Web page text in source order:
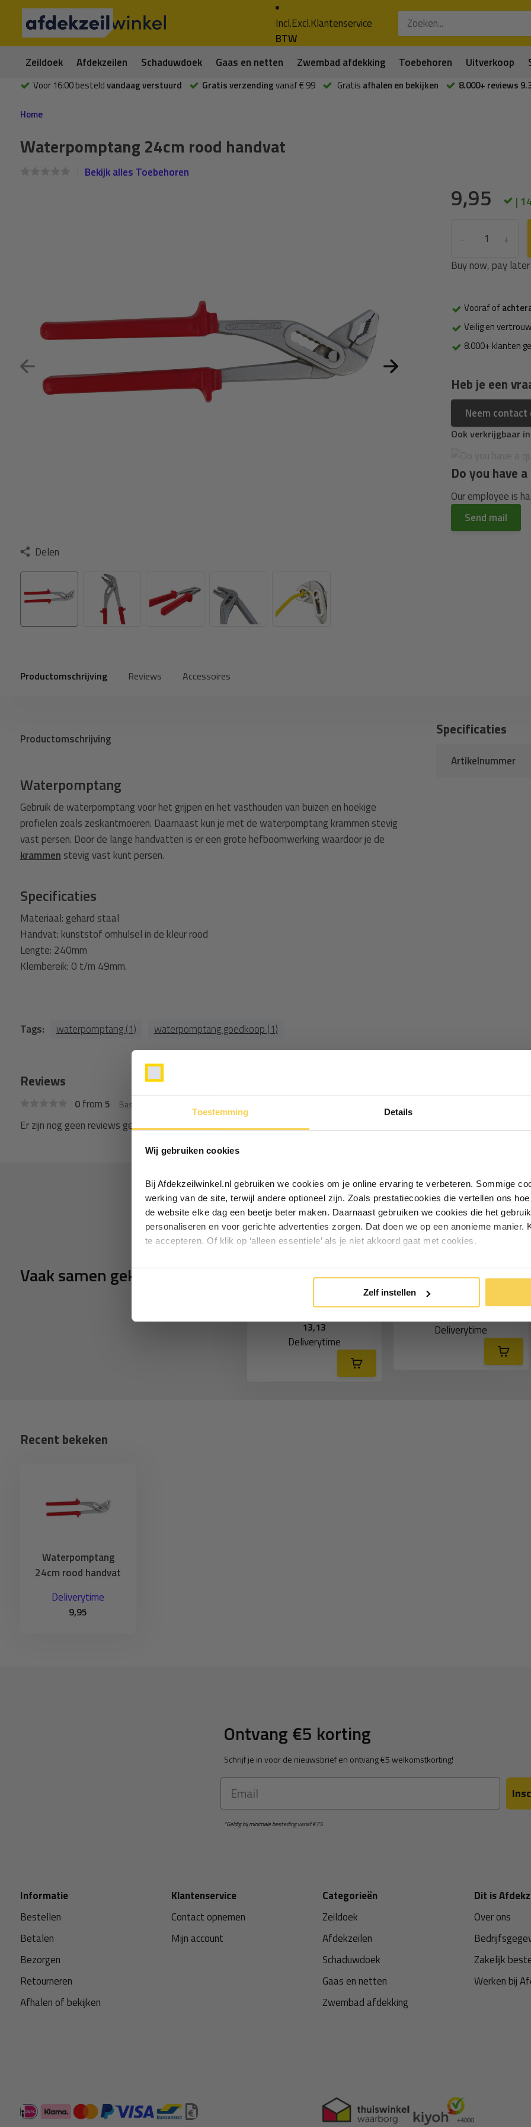
Toestemming Details
Wij gebruiken cookies
Bij Afdekzeilwinkel.nl gebruiken we cookies om je online ervaring te verbeteren. Sommige
werking van de site, terwijl andere optioneel zijn. Zoals prestatiecookies die vertellen ons
de website elke dag een beetje beter maken. Daarnaast gebruiken we cookies die het
personaliseren en voor gerichte advertenties zorgen. Dat doen we op een anonieme manier.
te accepteren. Of klik op ‘alleen essentiele’ als je niet akkoord gaat met cookies.
Zelf instellen
Incl.Excl.
BTW
Klantenservice
Zeildoek Afdekzeilen Schaduwdoek Gaas en netten Zwembad afdekking Toebehoren Uitverkoop
Voor 16:00 besteldvandaag verstuurd Gratis verzendingvanaf € 99 Gratis afhalen en bekijken 8.000+ reviews
Home
Waterpomptang 24cm rood handvat
Bekijk alles Toebehoren
Delen
9,95 |
+
-
Buy now, pay later
Vooraf of
Veilig en
8.000+ klanten
Heb je een
Neem contact
Ook verkrijgbaar
Do you have
Our employee is
Send mail
Productomschrijving Reviews Accessoires
Productomschrijving
Waterpomptang
Gebruik de waterpomptang voor het grijpen en het vasthouden van buizen en hoekige
profielen zoals zeskantmoeren. Daarnaast kun je met de waterpomptang krammen stevig
vast persen. Door de lange handvatten is er een grote hefboomwerking waardoor je de
krammen stevig vast kunt persen.
Specificaties
Materiaal: gehard staal
Handvat: kunststof omhulsel in de kleur rood
Lengte: 240mm
Klembereik: 0 t/m 49mm.
Tags: waterpomptang (1) waterpomptang goedkoop (1)
Specificaties
Artikelnummer
Reviews
0from 5 Based on 0 reviews
Er zijn nog geen reviews geschreven over dit product..
Vaak samen gekocht
Klem voor elastisch koord
100 stuks
13,13
Deliverytime
Stalen klem 100 stuks
Deliverytime
Recent bekeken
Waterpomptang
24cm rood handvat
Deliverytime
9,95
Ontvang €5 korting
Schrijf je in voor de nieuwsbrief en ontvang €5 welkomstkorting!
Email
*Geldig bij minimale besteding vanaf €75
Informatie
Bestellen
Betalen
Bezorgen
Retourneren
Afhalen of bekijken
Klantenservice
Contact opnemen
Mijn account
Categorieën
Zeildoek
Afdekzeilen
Schaduwdoek
Gaas en netten
Zwembad afdekking
Dit is
Over ons
Zakelijk
Werken bij
Ontvang €5,- korting!
ontvang €5,- welkomstkorting!
Particulier Zakelijk
Inschrijven